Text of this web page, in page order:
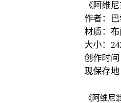
《阿维
作者：巴
材质：
大小：
创作时间
现保存
《阿维尼